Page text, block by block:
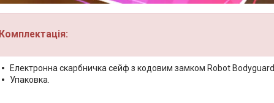
Комплектація:
Електронна скарбничка сейф з кодовим замком Robot Bodyguard
Упаковка.